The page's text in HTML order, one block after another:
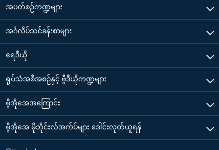
အပတ်စဉ်ကဏ္ဍများ
အင်္ဂလိပ်သင်ခန်းစာများ
ရေဒီယို
ရုပ်သံအစီအစဉ်နှင့် ဗွီဒီယိုကဏ္ဍများ
ဗွီအိုအေအကြောင်း
ဗွီအိုအေ မိုဘိုင်းလ်အက်ပ်များ ဒေါင်းလုတ်ယူရန်